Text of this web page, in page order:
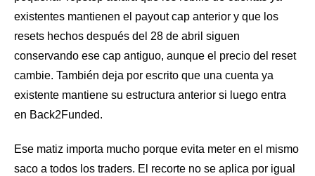
existentes mantienen el payout cap anterior y que los
resets hechos después del 28 de abril siguen
conservando ese cap antiguo, aunque el precio del reset
cambie. También deja por escrito que una cuenta ya
existente mantiene su estructura anterior si luego entra
en Back2Funded.
Ese matiz importa mucho porque evita meter en el mismo
saco a todos los traders. El recorte no se aplica por igual